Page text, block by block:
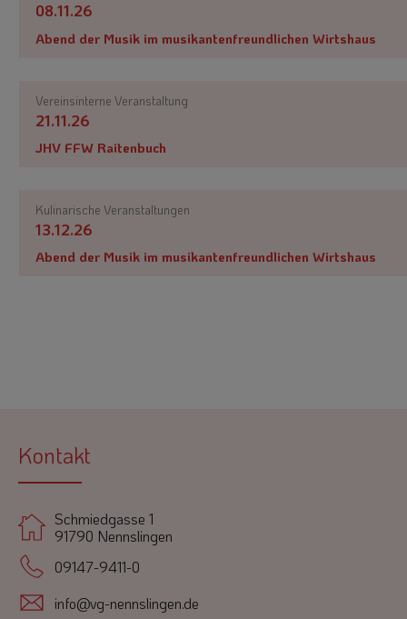
08.11.26
Abend der Musik im musikantenfreundlichen Wirtshaus
Vereinsinterne Veranstaltung
21.11.26
JHV FFW Raitenbuch
Kulinarische Veranstaltungen
13.12.26
Abend der Musik im musikantenfreundlichen Wirtshaus
Kontakt
Schmiedgasse 1
91790 Nennslingen
09147-9411-0
info@vg-nennslingen.de